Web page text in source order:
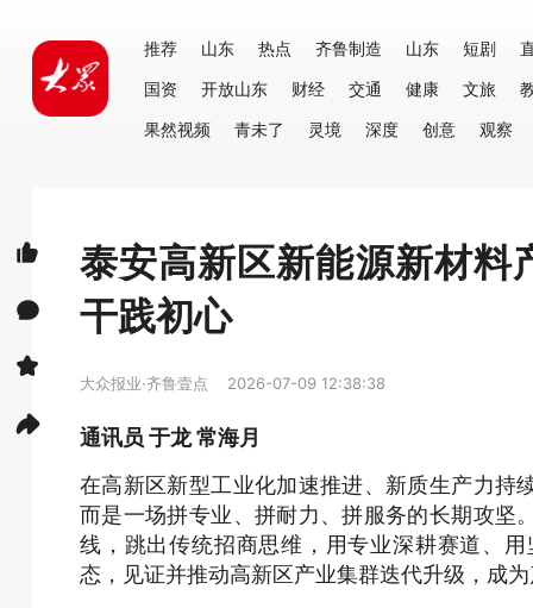
推荐 山东 热点 齐鲁制造 山东 短剧
国资
开放山东 财经 交通 健康 文旅
果然视频
青未了 灵境 深度 创意 观察
泰安高新区新能源新材料
干践初心
大众报业·齐鲁壹点 2026-07-09 12:38:38
通讯员 于龙 常海月
在高新区新型工业化加速推进、新质生产力持
而是一场拼专业、拼耐力、拼服务的长期攻坚
线，跳出传统招商思维，用专业深耕赛道、
态，见证并推动高新区产业集群迭代升级，成